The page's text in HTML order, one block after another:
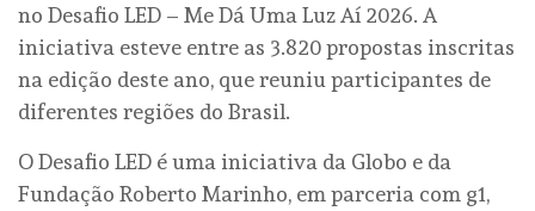
no Desafio LED – Me Dá Uma Luz Aí 2026. A
iniciativa esteve entre as 3.820 propostas inscritas
na edição deste ano, que reuniu participantes de
diferentes regiões do Brasil.
O Desafio LED é uma iniciativa da Globo e da
Fundação Roberto Marinho, em parceria com g1,